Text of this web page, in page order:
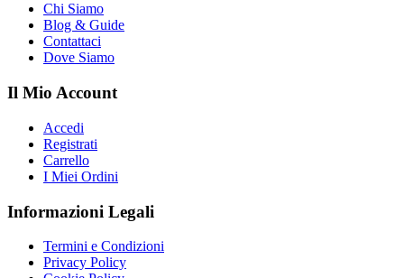
Chi Siamo
Blog & Guide
Contattaci
Dove Siamo
Il Mio Account
Accedi
Registrati
Carrello
I Miei Ordini
Informazioni Legali
Termini e Condizioni
Privacy Policy